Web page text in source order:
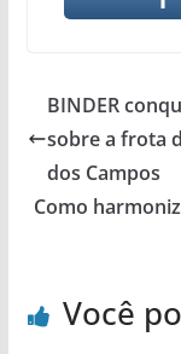
BINDER
sobre a frota
dos Campos
Como
Você